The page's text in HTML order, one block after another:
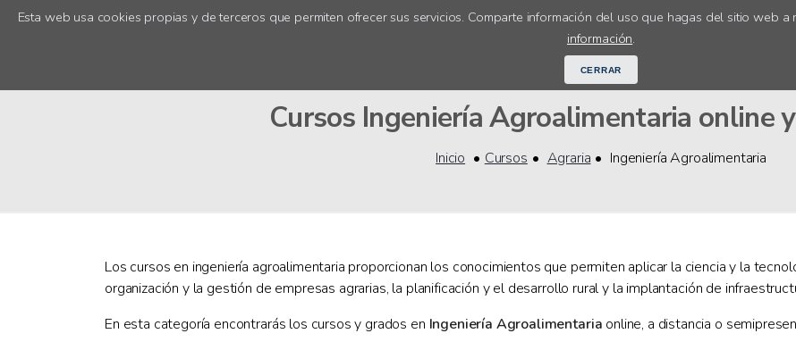
Esta web usa cookies propias y de terceros que permiten ofrecer sus servicios. Comparte información del uso que hagas del sitio web
información.
CERRAR
Cursos online Orientación
Cursos Ingeniería Agroalimentaria online
Inicio Cursos Agraria Ingeniería Agroalimentaria
Los cursos en ingeniería agroalimentaria proporcionan los conocimientos que permiten aplicar la ciencia y la
organización y la gestión de empresas agrarias, la planificación y el desarrollo rural y la implantación de
En esta categoría encontrarás los cursos y grados en Ingeniería Agroalimentaria online, a distancia o